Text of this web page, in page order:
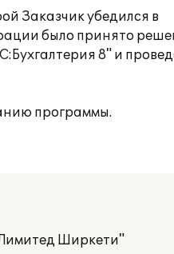
Заказчик убедился в
было принято
8" и
программы.
Ширкети"